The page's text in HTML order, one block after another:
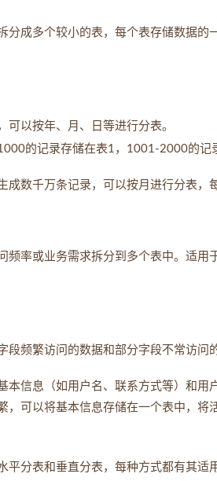
分成多个较小的表，每个表存储数据
可以按年、月、日等进行分表。
的记录存储在表1，1001-2000的记
成数千万条记录，可以按月进行分表
频率或业务需求拆分到多个表中。适
段频繁访问的数据和部分字段不常访问
本信息（如用户名、联系方式等）和
可以将基本信息存储在一个表中，将
平分表和垂直分表，每种方式都有其